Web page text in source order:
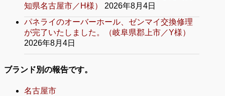
知県名古屋市／H様）
2026年8月4日
パネライのオーバーホール、ゼンマイ交換修理
が完了いたしました。（岐阜県郡上市／Y様）
2026年8月4日
ブランド別の報告です。
名古屋市